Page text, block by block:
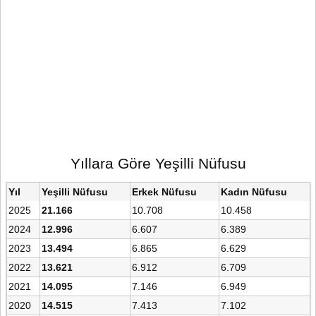
Yıllara Göre Yeşilli Nüfusu
Yıl Yeşilli Nüfusu Erkek Nüfusu
Kadın Nüfusu
2025
21.166 10.708
10.458
2024
12.996 6.607
6.389
2023
13.494 6.865
6.629
2022
13.621 6.912
6.709
2021
14.095 7.146
6.949
2020
14.515 7.413 7.102